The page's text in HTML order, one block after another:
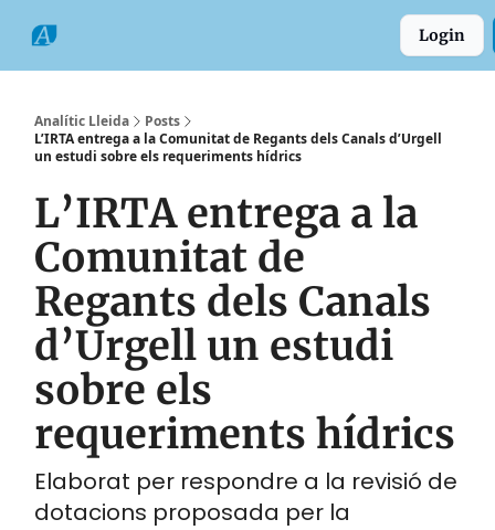
Login
Analític Lleida
Posts
L’IRTA entrega a la Comunitat de Regants dels Canals d’Urgell
un estudi sobre els requeriments hídrics
L’IRTA entrega a la
Comunitat de
Regants dels Canals
d’Urgell un estudi
sobre els
requeriments hídrics
Elaborat per respondre a la revisió de
dotacions proposada per la